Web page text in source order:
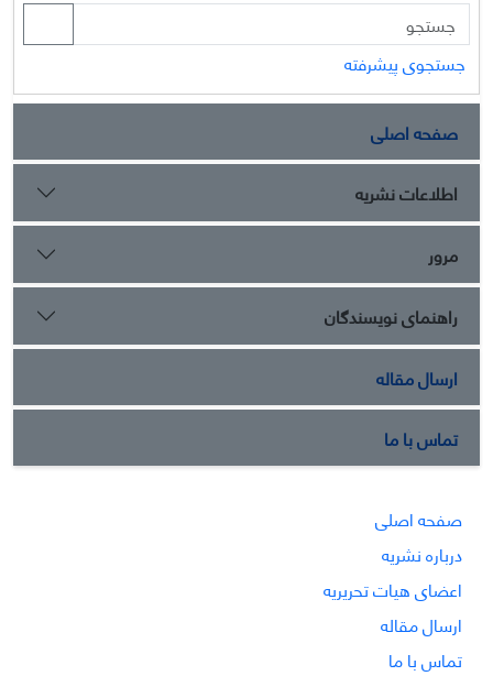
جستجوی پیشرفته
صفحه اصلی
اطلاعات نشریه
مرور
راهنمای نویسندگان
ارسال مقاله
تماس با ما
صفحه اصلی
درباره نشریه
اعضای هیات تحریریه
ارسال مقاله
تماس با ما